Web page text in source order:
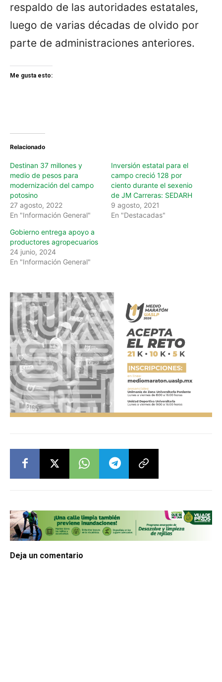
respaldo de las autoridades estatales,
luego de varias décadas de olvido por
parte de administraciones anteriores.
Me gusta esto:
Relacionado
Destinan 37 millones y
medio de pesos para
modernización del campo
potosino
27 agosto, 2022
En "Información General"
Inversión estatal para el
campo creció 128 por
ciento durante el sexenio
de JM Carreras: SEDARH
9 agosto, 2021
En "Destacadas"
Gobierno entrega apoyo a
productores agropecuarios
24 junio, 2024
En "Información General"
Deja un comentario